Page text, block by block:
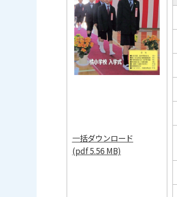
一括ダウンロード
(pdf 5.56 MB)